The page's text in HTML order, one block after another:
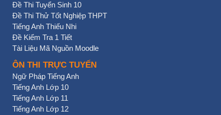
Đề Thi Tuyển Sinh 10
Đề Thi Thử Tốt Nghiệp THPT
Tiếng Anh Thiếu Nhi
Đề Kiểm Tra 1 Tiết
Tài Liệu Mã Nguồn Moodle
ÔN THI TRỰC TUYẾN
Ngữ Pháp Tiếng Anh
Tiếng Anh Lớp 10
Tiếng Anh Lớp 11
Tiếng Anh Lớp 12